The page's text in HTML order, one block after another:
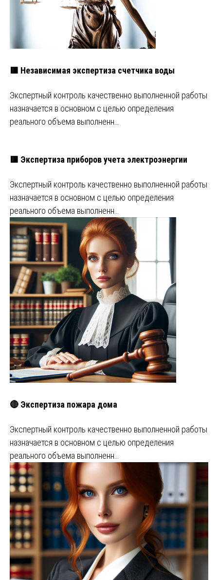
🟥 Независимая экспертиза счетчика воды
Экспертный контроль качественно выполненной работы
назначается в основном с целью определения
реального объема выполненн…
🟥 Экспертиза приборов учета электроэнергии
Экспертный контроль качественно выполненной работы
назначается в основном с целью определения
реального объема выполненн…
🔴 Экспертиза пожара дома
Экспертный контроль качественно выполненной работы
назначается в основном с целью определения
реального объема выполненн…